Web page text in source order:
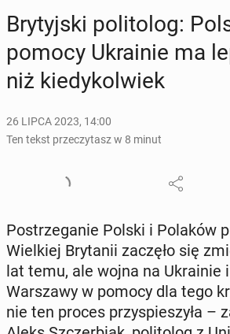
Bry­tyj­ski po­li­to­log:
pomocy Ukra­inie ma
niż kie­dy­kol­wiek
26 LIPCA 2023, 14:00
Ten tekst przeczytasz w 8 minut
Po­strze­ga­nie Polski i Polaków
Wiel­kiej Bry­ta­nii zaczęło się
lat temu, ale wojna na Ukra­inie
War­sza­wy w pomocy dla tego
nie ten proces przy­spie­szy­ła –